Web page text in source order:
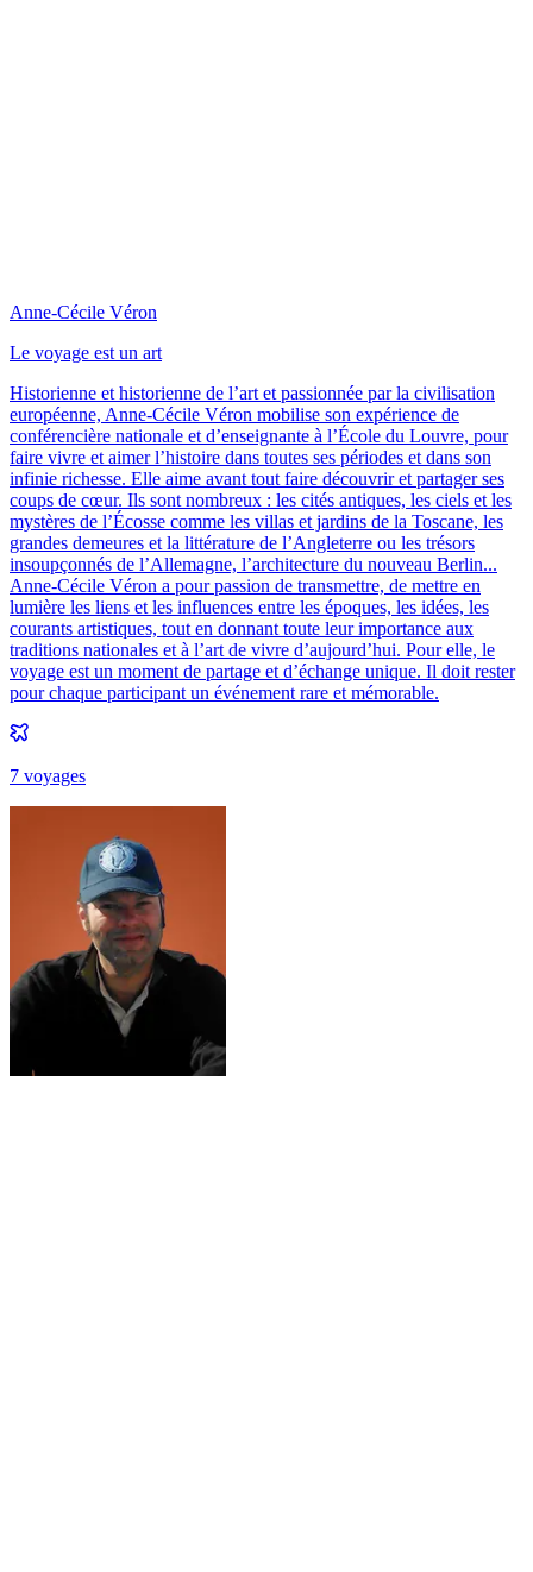
Anne-Cécile Véron
Le voyage est un art
Historienne et historienne de l’art et passionnée par la civilisation
européenne, Anne-Cécile Véron mobilise son expérience de
conférencière nationale et d’enseignante à l’École du Louvre, pour
faire vivre et aimer l’histoire dans toutes ses périodes et dans son
infinie richesse. Elle aime avant tout faire découvrir et partager ses
coups de cœur. Ils sont nombreux : les cités antiques, les ciels et les
mystères de l’Écosse comme les villas et jardins de la Toscane, les
grandes demeures et la littérature de l’Angleterre ou les trésors
insoupçonnés de l’Allemagne, l’architecture du nouveau Berlin...
Anne-Cécile Véron a pour passion de transmettre, de mettre en
lumière les liens et les influences entre les époques, les idées, les
courants artistiques, tout en donnant toute leur importance aux
traditions nationales et à l’art de vivre d’aujourd’hui. Pour elle, le
voyage est un moment de partage et d’échange unique. Il doit rester
pour chaque participant un événement rare et mémorable.
7 voyages